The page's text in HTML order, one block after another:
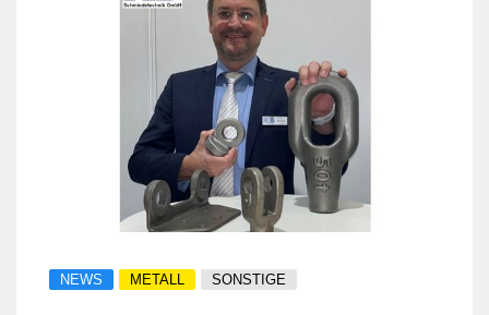
NEWS METALL SONSTIGE